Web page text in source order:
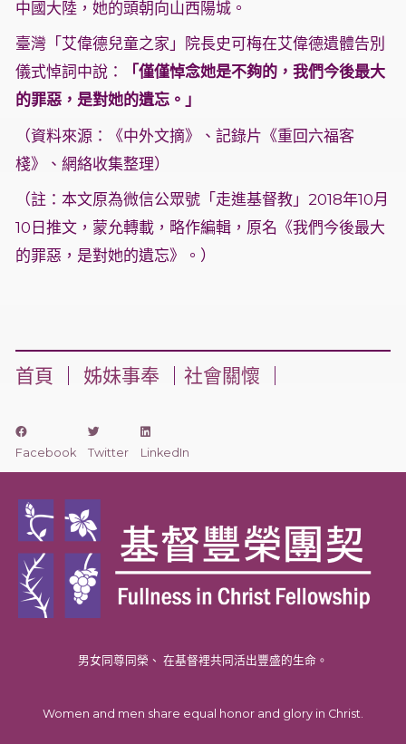
中國大陸，她的頭朝向山西陽城。
臺灣「艾偉德兒童之家」院長史可梅在艾偉德遺體告別
儀式悼詞中說：
「僅僅悼念她是不夠的，我們今後最大
的罪惡，是對她的遺忘。」
（資料來源：《中外文摘》、記錄片《重回六福客
棧》、網絡收集整理）
（註：本文原為微信公眾號「走進基督教」2018年10月
10日推文，蒙允轉載，略作編輯，原名《我們今後最大
的罪惡，是對她的遺忘》。）
首頁 姊妹事奉 社會關懷
Facebook Twitter LinkedIn
男女同尊同榮、 在基督裡共同活出豐盛的生命。
Women and men share equal honor and glory in Christ.